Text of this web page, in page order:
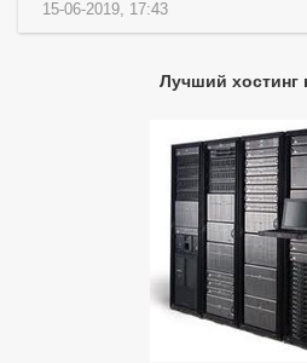
15-06-2019, 17:43
Лучший хостинг